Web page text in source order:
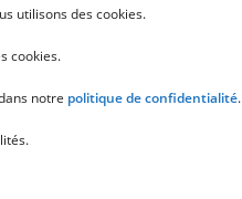
utilisons des cookies.
cookies.
notre politique de confidentialité.